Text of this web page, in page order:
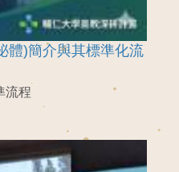
體)簡介與其標準化流
流程